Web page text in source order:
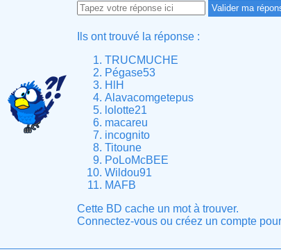
Ils ont trouvé la réponse :
TRUCMUCHE
Pégase53
HlH
Alavacomgetepus
lolotte21
macareu
incognito
Titoune
PoLoMcBEE
Wildou91
MAFB
Cette BD cache un mot à trouver.
Connectez-vous ou créez un compte